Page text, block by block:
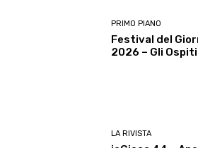
PRIMO PIANO
Festival del
2026 – Gli Ospiti
LA RIVISTA